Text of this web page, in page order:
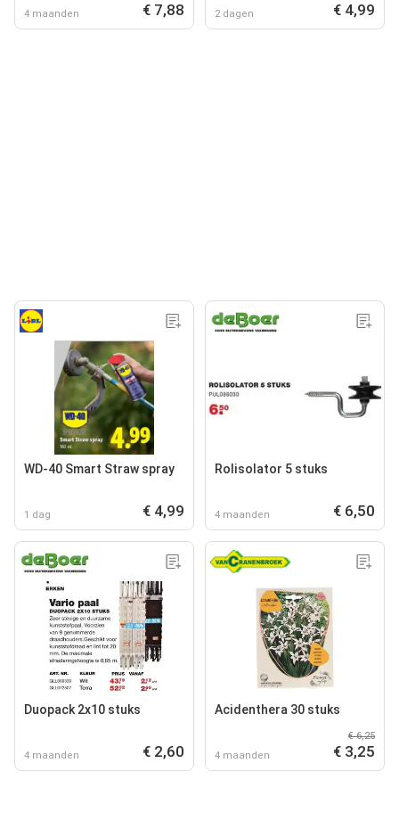
4 maanden € 7,88 2 dagen € 4,99
WD-40 Smart Straw spray
1 dag € 4,99
Rolisolator 5 stuks
4 maanden € 6,50
Duopack 2x10 stuks
4 maanden € 2,60
Acidenthera 30 stuks
4 maanden
€ 6,25
€ 3,25